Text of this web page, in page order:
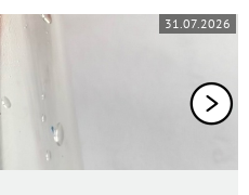
31.07.2026